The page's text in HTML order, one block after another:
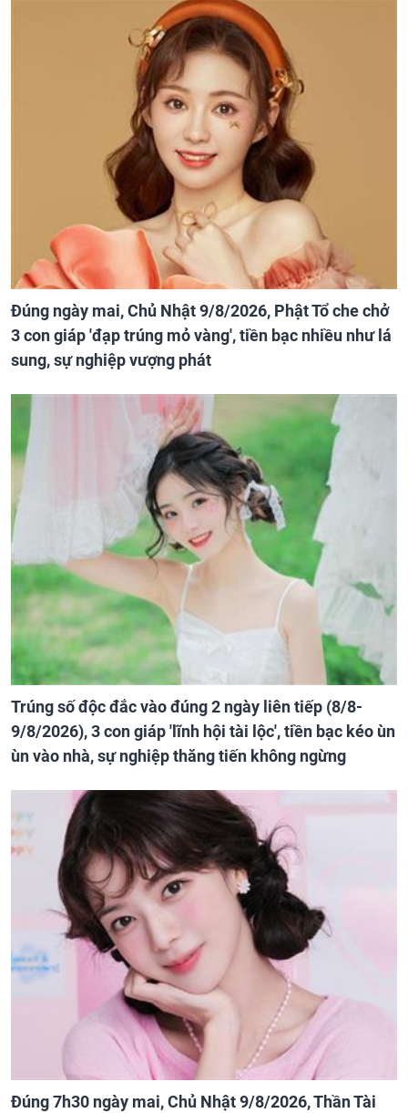
Đúng ngày mai, Chủ Nhật 9/8/2026, Phật Tổ che chở
3 con giáp 'đạp trúng mỏ vàng', tiền bạc nhiều như lá
sung, sự nghiệp vượng phát
Trúng số độc đắc vào đúng 2 ngày liên tiếp (8/8-
9/8/2026), 3 con giáp 'lĩnh hội tài lộc', tiền bạc kéo ùn
ùn vào nhà, sự nghiệp thăng tiến không ngừng
Đúng 7h30 ngày mai, Chủ Nhật 9/8/2026, Thần Tài